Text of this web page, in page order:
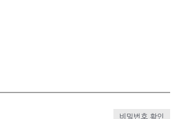
비밀번호 확인